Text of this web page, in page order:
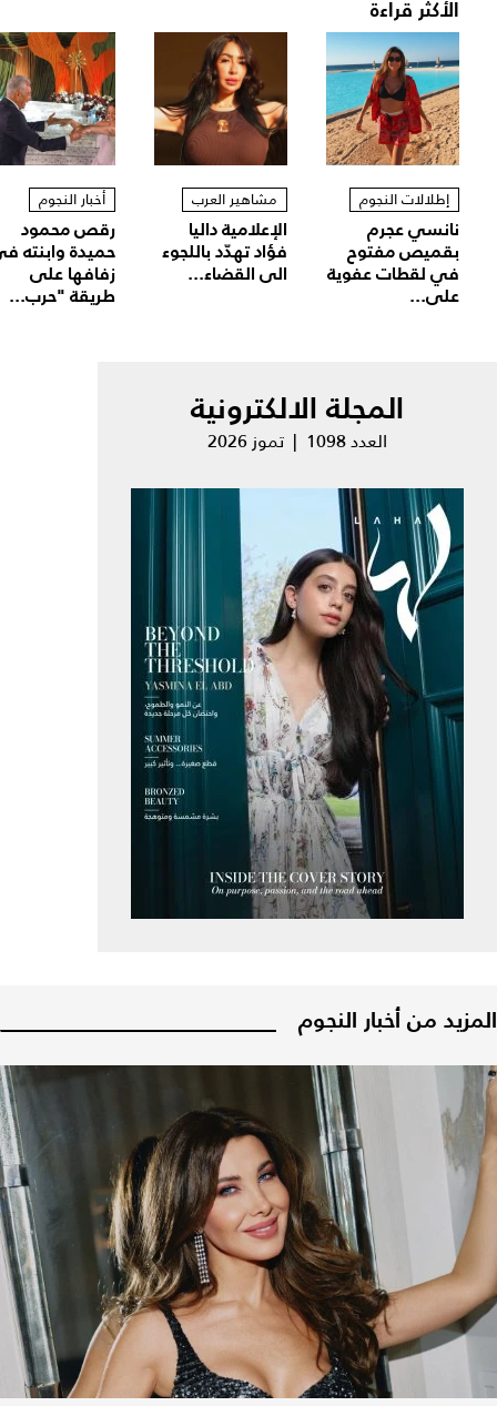
الأكثر قراءة
إطلالات النجوم
نانسي عجرم
بقميص مفتوح
في لقطات عفوية
على...
مشاهير العرب
الإعلامية داليا
فؤاد تهدّد باللجوء
الى القضاء...
أخبار النجوم
رقص محمود
حميدة وابنته
زفافها على
طريقة "حرب...
المجلة الالكترونية
العدد 1098 | تموز 2026
المزيد من أخبار النجوم